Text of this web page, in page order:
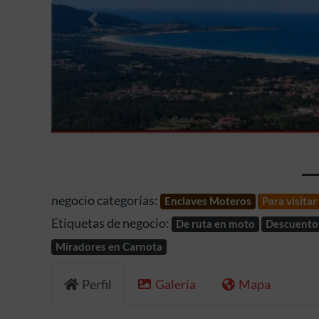
Anterior
negocio categorías: Enclaves Moteros Para
Etiquetas de negocio: De ruta en moto
Miradores en Carnota
Perfil Galería Mapa